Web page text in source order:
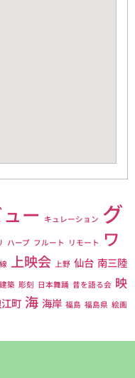
ー キュレーション グ
ハープ フルート リモート
ワ
上映会 上野 仙台 南三陸
建築 彫刻 日本舞踊 昔を語る会 映
町 海 海岸 福島 福島県 絵画